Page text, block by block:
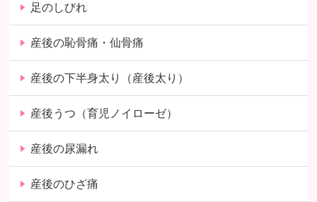
足のしびれ
産後の恥骨痛・仙骨痛
産後の下半身太り（産後太り）
産後うつ（育児ノイローゼ）
産後の尿漏れ
産後のひざ痛